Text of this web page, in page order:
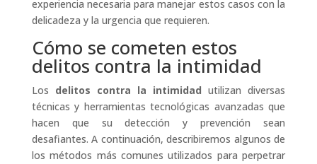
experiencia necesaria para manejar estos casos con la
delicadeza y la urgencia que requieren.
Cómo se cometen estos
delitos contra la intimidad
Los delitos contra la intimidadutilizan diversas
técnicas y herramientas tecnológicas avanzadas que
hacen que su detección y prevención sean
desafiantes. A continuación, describiremos algunos de
los métodos más comunes utilizados para perpetrar